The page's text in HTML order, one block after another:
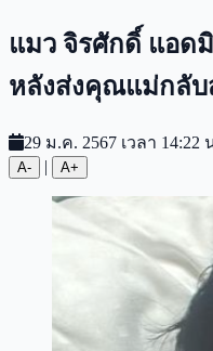
แมว จิรศักดิ์ แอด
หลังส่งคุณแม่กลับ
29 ม.ค. 2567 เวลา 14:22
A- | A+